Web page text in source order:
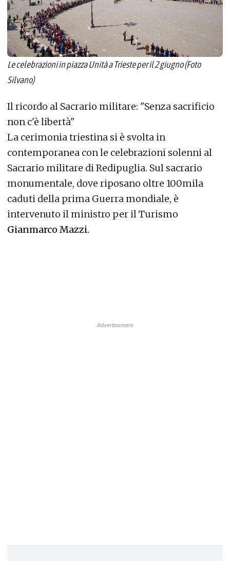
Le celebrazioni in piazza Unità a Trieste per il 2 giugno (Foto
Silvano)
Il ricordo al Sacrario militare: "Senza sacrificio
non c'è libertà"
La cerimonia triestina si è svolta in
contemporanea con le celebrazioni solenni al
Sacrario militare di Redipuglia. Sul sacrario
monumentale, dove riposano oltre 100mila
caduti della prima Guerra mondiale, è
intervenuto il ministro per il Turismo
Gianmarco Mazzi.